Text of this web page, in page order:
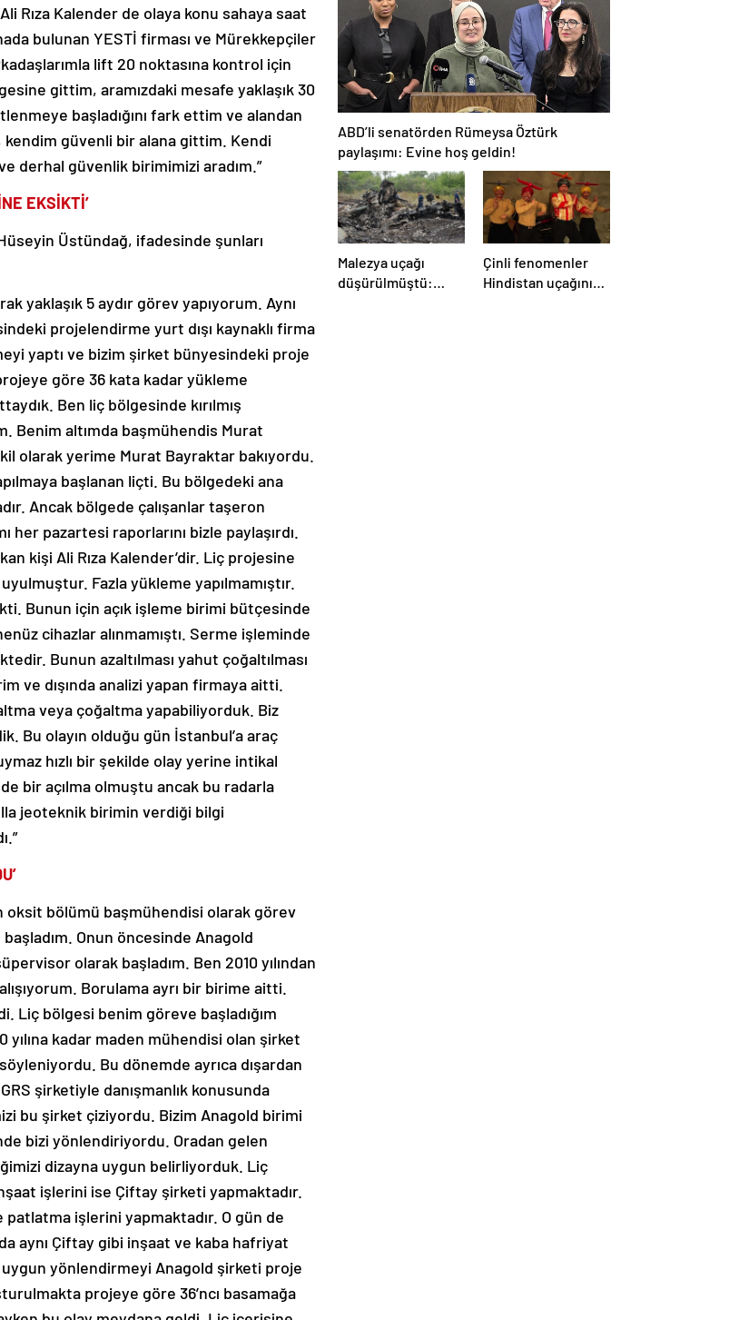
Rıza Kalender de olaya konu sahaya saat
bulunan YESTİ firması ve Mürekkepçiler
lift 20 noktasına kontrol için
gittim, aramızdaki mesafe yaklaşık 30
başladığını fark ettim ve alandan
kendim güvenli bir alana gittim. Kendi
derhal güvenlik birimimizi aradım.”
EKSİKTİ’
Üstündağ, ifadesinde şunları
yaklaşık 5 aydır görev yapıyorum. Aynı
projelendirme yurt dışı kaynaklı firma
yaptı ve bizim şirket bünyesindeki proje
göre 36 kata kadar yükleme
Ben liç bölgesinde kırılmış
Benim altımda başmühendis Murat
olarak yerime Murat Bayraktar bakıyordu.
başlanan liçti. Bu bölgedeki ana
Ancak bölgede çalışanlar taşeron
pazartesi raporlarını bizle paylaşırdı.
kişi Ali Rıza Kalender’dir. Liç projesine
Fazla yükleme yapılmamıştır.
Bunun için açık işleme birimi bütçesinde
cihazlar alınmamıştı. Serme işleminde
Bunun azaltılması yahut çoğaltılması
ve dışında analizi yapan firmaya aitti.
veya çoğaltma yapabiliyorduk. Biz
Bu olayın olduğu gün İstanbul’a araç
hızlı bir şekilde olay yerine intikal
bir açılma olmuştu ancak bu radarla
jeoteknik birimin verdiği bilgi
oksit bölümü başmühendisi olarak görev
Onun öncesinde Anagold
olarak başladım. Ben 2010 yılından
Borulama ayrı bir birime aitti.
Liç bölgesi benim göreve başladığım
yılına kadar maden mühendisi olan şirket
Bu dönemde ayrıca dışardan
şirketiyle danışmanlık konusunda
bu şirket çiziyordu. Bizim Anagold birimi
bizi yönlendiriyordu. Oradan gelen
dizayna uygun belirliyorduk. Liç
işlerini ise Çiftay şirketi yapmaktadır.
işlerini yapmaktadır. O gün de
aynı Çiftay gibi inşaat ve kaba hafriyat
yönlendirmeyi Anagold şirketi proje
projeye göre 36’ncı basamağa
ABD’li senatörden Rümeysa Öztürk
paylaşımı: Evine hoş geldin!
Malezya uçağı
düşürülmüştü:
Çinli fenomenler
Hindistan uçağının